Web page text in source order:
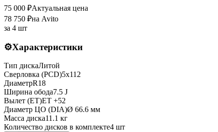
75 000 ₽Актуальная цена
78 750 ₽на Avito
за 4 шт
⚙️Характеристики
Тип дискаЛитой
Сверловка (PCD)5x112
ДиаметрR18
Ширина обода7.5 J
Вылет (ET)ET +52
Диаметр ЦО (DIA)Ø 66.6 мм
Масса диска11.1 кг
Количество дисков в комплекте4 шт